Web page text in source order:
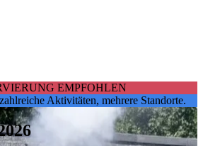
EMPFOHLEN
Aktivitäten, mehrere Standorte.